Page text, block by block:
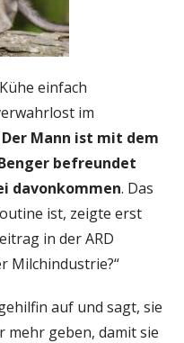
einfach
im
Der Mann ist mit dem
befreundet
davonkommen. Das
ist, zeigte erst
in der ARD
Milchindustrie?“
auf und sagt, sie
mehr geben, damit sie